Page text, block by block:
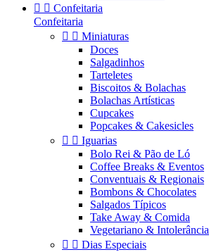
  Confeitaria
Confeitaria
  Miniaturas
Doces
Salgadinhos
Tarteletes
Biscoitos & Bolachas
Bolachas Artísticas
Cupcakes
Popcakes & Cakesicles
  Iguarias
Bolo Rei & Pão de Ló
Coffee Breaks & Eventos
Conventuais & Regionais
Bombons & Chocolates
Salgados Típicos
Take Away & Comida
Vegetariano & Intolerância
  Dias Especiais